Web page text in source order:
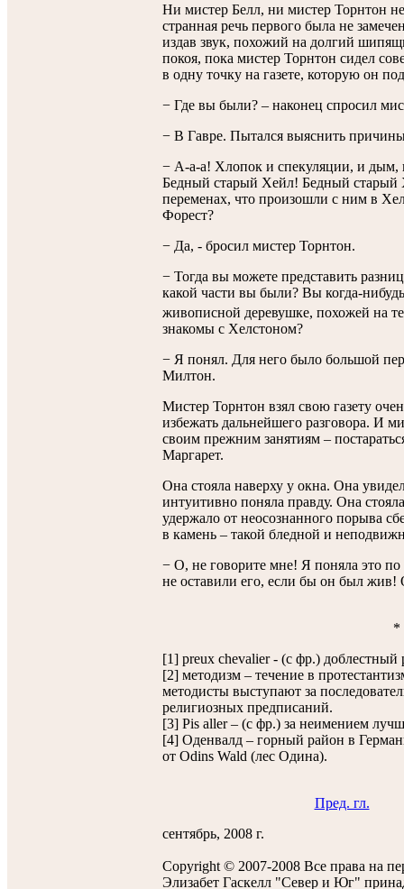
Ни мистер Белл, ни мистер Торнтон
странная речь первого была не
издав звук, похожий на долгий
покоя, пока мистер Торнтон сидел
в одну точку на газете, которую он
− Где вы были? – наконец спросил
− В Гавре. Пытался выяснить
− А-а-а! Хлопок и спекуляции, и дым,
Бедный старый Хейл! Бедный старый
переменах, что произошли с ним в
Форест?
− Да, - бросил мистер Торнтон.
− Тогда вы можете представить
какой части вы были? Вы когда-
живописной деревушке, похожей на
знакомы с Хелстоном?
− Я понял. Для него было большой
Милтон.
Мистер Торнтон взял свою газету
избежать дальнейшего разговора. И
своим прежним занятиям –
Маргарет.
Она стояла наверху у окна. Она
интуитивно поняла правду. Она
удержало от неосознанного порыва
в камень – такой бледной и
− О, не говорите мне! Я поняла это
не оставили его, если бы он был жив!
*
[1] preux chevalier - (с фр.) доблестный
[2] методизм – течение в
методисты выступают за
религиозных предписаний.
[3] Pis aller – (с фр.) за неимением
[4] Оденвалд – горный район в
от Odins Wald (лес Одина).
Пред. гл.
сентябрь, 2008 г.
Copyright © 2007-2008 Все права на
Элизабет Гаскелл "Север и Юг"